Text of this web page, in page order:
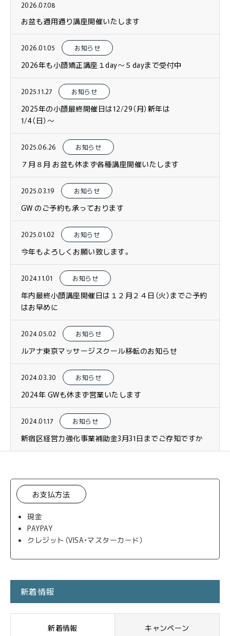
2026.07.08
お盆も通用通り講座開催いたします
2026.01.05 お知らせ
2026年も小顔矯正講座１day〜５dayまで受付中
2025.11.27 お知らせ
2025年の小顔最終開催日は12/29（月）新年は
1/4（日）〜
2025.06.26 お知らせ
７月８月 お盆も休まず各種講座開催いたします
2025.03.19 お知らせ
GW のご予約も承っております
2025.01.02 お知らせ
今年もよろしくお願い致します。
2024.11.01 お知らせ
年内最終小顔講座開催日は１２月２４日（火）までご予約
はお早めに
2024.05.02 お知らせ
ルアナ東京マッサージスクール移転のお知らせ
2024.03.30 お知らせ
2024年 GWも休まず営業いたします
2024.01.17 お知らせ
新宿区経営力強化事業補助金3月31日までご存知ですか
お支払方法
現金
PAYPAY
クレジット（VISA・マスターカード）
新着情報
新着情報 キャンペーン